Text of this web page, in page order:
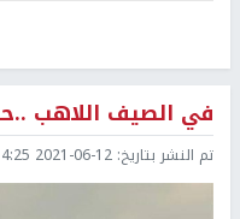
في الصيف اللاهب
تم النشر بتاريخ: 2021-06-12 14:25